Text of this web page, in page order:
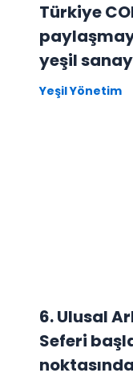
Türkiye
yeşil
Yeşil Yönetim
6. Ulusal
Seferi
noktasında